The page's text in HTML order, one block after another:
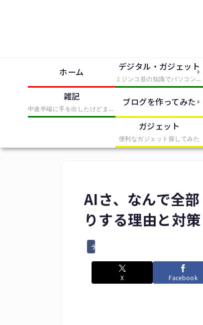
ホーム デジタル・ガジェット
ミジンコ並の知識でパソコンとかソフトとか使っただけでIT風の記事にまとめたもの
雑記
中途半端に手を出したけどまとめきれなかったものを無理やりまとめたもの
ブログを作ってみた
ガジェット
便利なガジェット探してみた
AIさ、なんで全
りする理由と対
デジタル・ガジェット
X Facebook